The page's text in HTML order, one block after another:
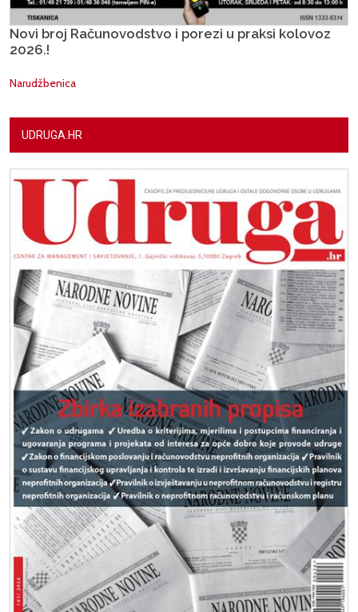
Novi broj Računovodstvo i porezi u praksi kolovoz
2026.!
Narudžbenica
UDRUGA.HR